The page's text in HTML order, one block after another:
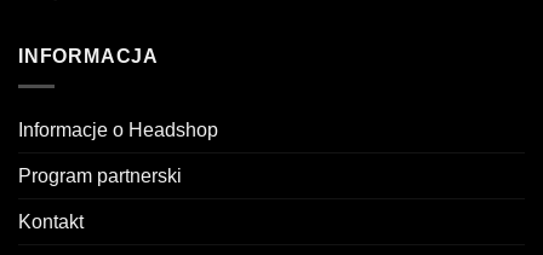
INFORMACJA
Informacje o Headshop
Program partnerski
Kontakt